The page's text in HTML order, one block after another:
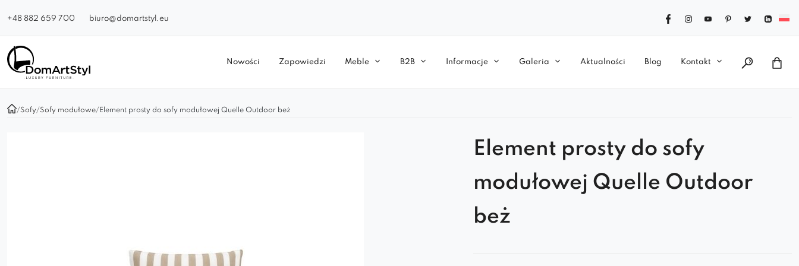
+48 882 659 700 biuro@domartstyl.eu
Nowości Zapowiedzi Meble B2B Informacje Galeria Aktualności Blog Kontakt
/Sofy/Sofy modułowe/ Element prosty do sofy modułowej Quelle Outdoor beż
Element prosty do sofy
modułowej Quelle Outdoor
beż